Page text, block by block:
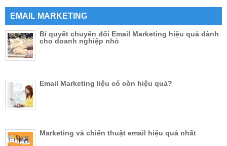
EMAIL MARKETING
Bí quyết chuyển đổi Email Marketing hiệu quả dành
cho doanh nghiệp nhỏ
Email Marketing liệu có còn hiệu quả?
Marketing và chiến thuật email hiệu quả nhất